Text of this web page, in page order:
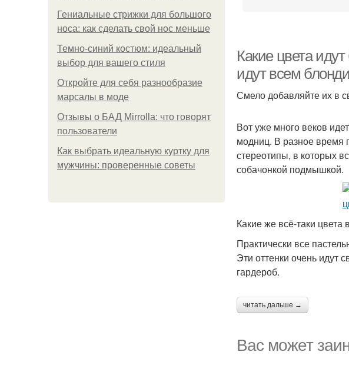
Гениальные стрижки для большого
носа: как сделать свой нос меньше
Темно-синий костюм: идеальный
выбор для вашего стиля
Откройте для себя разнообразие
марсалы в моде
Отзывы о БАД Mirrolla: что говорят
пользователи
Как выбрать идеальную куртку для
мужчины: проверенные советы
Какие цвета
идут всем
Смело добавляйте их в
Вот уже много веков
модниц. В разное время
стереотипы, в которых
собачонкой подмышкой.
Какие же всё-таки
Практически все
Эти оттенки очень идут
гардероб.
читать дальше →
Вас может